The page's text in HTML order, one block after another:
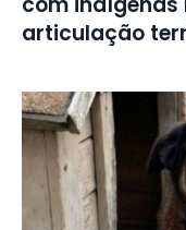
articulação